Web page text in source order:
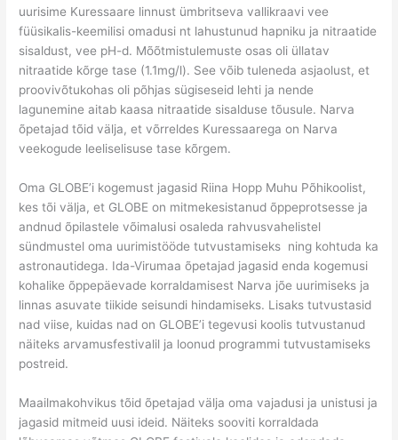
uurisime Kuressaare linnust ümbritseva vallikraavi vee
füüsikalis-keemilisi omadusi nt lahustunud hapniku ja nitraatide
sisaldust, vee pH-d. Mõõtmistulemuste osas oli üllatav
nitraatide kõrge tase (1.1mg/l). See võib tuleneda asjaolust, et
proovivõtukohas oli põhjas sügiseseid lehti ja nende
lagunemine aitab kaasa nitraatide sisalduse tõusule. Narva
õpetajad tõid välja, et võrreldes Kuressaarega on Narva
veekogude leeliselisuse tase kõrgem.
Oma GLOBE’i kogemust jagasid Riina Hopp Muhu Põhikoolist,
kes tõi välja, et GLOBE on mitmekesistanud õppeprotsesse ja
andnud õpilastele võimalusi osaleda rahvusvahelistel
sündmustel oma uurimistööde tutvustamiseks ning kohtuda ka
astronautidega. Ida-Virumaa õpetajad jagasid enda kogemusi
kohalike õppepäevade korraldamisest Narva jõe uurimiseks ja
linnas asuvate tiikide seisundi hindamiseks. Lisaks tutvustasid
nad viise, kuidas nad on GLOBE’i tegevusi koolis tutvustanud
näiteks arvamusfestivalil ja loonud programmi tutvustamiseks
postreid.
Maailmakohvikus tõid õpetajad välja oma vajadusi ja unistusi ja
jagasid mitmeid uusi ideid. Näiteks sooviti korraldada